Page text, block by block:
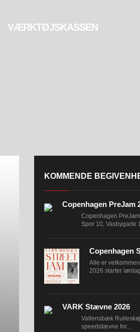
VÆRKTØJSKASSEN
KOMMENDE
Copenhagen PreJam
Copenhagen
Spor 10, Vasbygade
Copenhagen
Alle er
2026 starter
VARK Stævne 2026
Vallensbæk
speedstævne for...